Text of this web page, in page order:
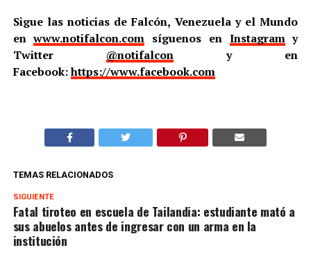
Sigue las noticias de Falcón, Venezuela y el Mundo
enwww.notifalcon.com síguenos en Instagramy
Twitter @notifalcony en
Facebook:https://www.facebook.com
TEMAS RELACIONADOS
SIGUIENTE
Fatal tiroteo en escuela de Tailandia: estudiante mató a
sus abuelos antes de ingresar con un arma en la
institución